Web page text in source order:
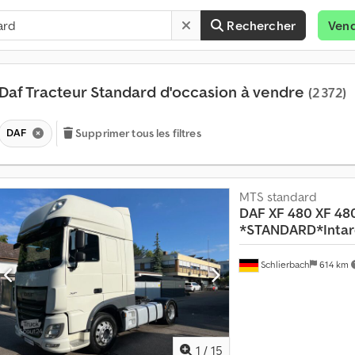
Rechercher
Daf Tracteur Standard d'occasion à vendre (2 372)
DAF Supprimer tous les filtres
1 / 15
Schlierbach 614 km
MTS standard
DAF XF 480 XF
P
l